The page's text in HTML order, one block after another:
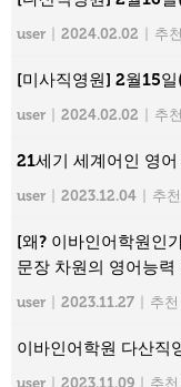
user 2024.02.02 추
[미사직영원] 2월15
user 2024.02.02 추
21세기 세계어인 영
user 2023.12.04 추
[왜? 이바인어학원인
문장 차원의 영어능력
user 2023.11.27 추
이바인어학원 다산직
user 2023.11.09 추